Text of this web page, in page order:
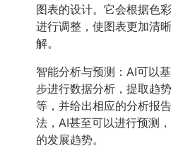
图表的设计。它会根据色
进行调整，使图表更加清
解。
智能分析与预测：AI可以
步进行数据分析，提取趋
等，并给出相应的分析报
法，AI甚至可以进行预测
的发展趋势。